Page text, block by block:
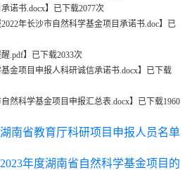
诺书.docx】已下载2077次
年长沙市自然科学基金项目承诺书.doc】已
.pdf】已下载2033次
金项目申报人科研诚信承诺书.docx】已下载
然科学基金项目申报汇总表.docx】已下载1960
南省教育厅科研项目申报人员名单
年度湖南省自然科学基金项目的